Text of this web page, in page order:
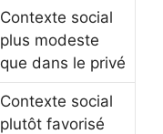
Contexte social
plus modeste
que dans le privé
Contexte social
plutôt favorisé